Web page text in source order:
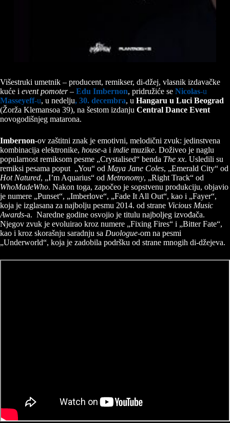
Višestruki umetnik – producent, remikser, di-džej, vlasnik izdavačke
kuće i event pomoter– Edu Imbernon, pridružiće se Nicolas-u
Masseyeff-u, u nedelju, 30. decembra, u Hangaru u Luci Beograd
(Žorža Klemansoa 39), na šestom izdanju Central Dance Event
novogodišnjeg matarona.
Imbernon-ov zaštitni znak je emotivni, melodični zvuk: jedinstvena
kombinacija elektronike, house-a i indie muzike. Doživeo je naglu
popularnost remiksom pesme „Crystalised“ benda The xx. Usledili su
remiksi pesama poput „You“ od Maya Jane Coles, „Emerald City“ od
Hot Natured, „I’m Aquarius“ od Metronomy, „Right Track“ od
WhoMadeWho. Nakon toga, započeo je sopstvenu produkciju, objavio
je numere „Punset“, „Imberlove“, „Fade It All Out“, kao i „Fayer“,
koja je izglasana za najbolju pesmu 2014. od strane Vicious Music
Awards-a. Naredne godine osvojio je titulu najboljeg izvođača.
Njegov zvuk je evoluirao kroz numere „Fixing Fires“ i „Bitter Fate“,
kao i kroz skorašnju saradnju sa Duologue-om na pesmi
„Underworld“, koja je zadobila podršku od strane mnogih di-džejeva.